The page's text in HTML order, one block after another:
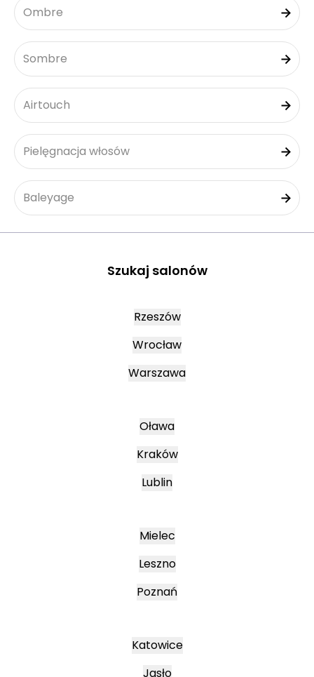
Ombre
Sombre
Airtouch
Pielęgnacja włosów
Baleyage
Szukaj salonów
Rzeszów
Wrocław
Warszawa
Oława
Kraków
Lublin
Mielec
Leszno
Poznań
Katowice
Jasło